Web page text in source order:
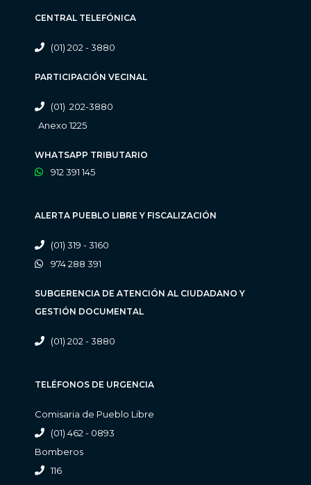
CENTRAL TELEFÓNICA
(01) 202 - 3880
PARTICIPACIÓN VECINAL
(01) 202-3880
Anexo 1225
WHATSAPP TRIBUTARIO
912 391 145
ALERTA PUEBLO LIBRE Y FISCALIZACIÓN
(01) 319 - 3160
974 288 391
SUBGERENCIA DE ATENCIÓN AL CIUDADANO Y
GESTIÓN DOCUMENTAL
(01) 202 - 3880
TELÉFONOS DE URGENCIA
Comisaria de Pueblo Libre
(01) 462 - 0893
Bomberos
116